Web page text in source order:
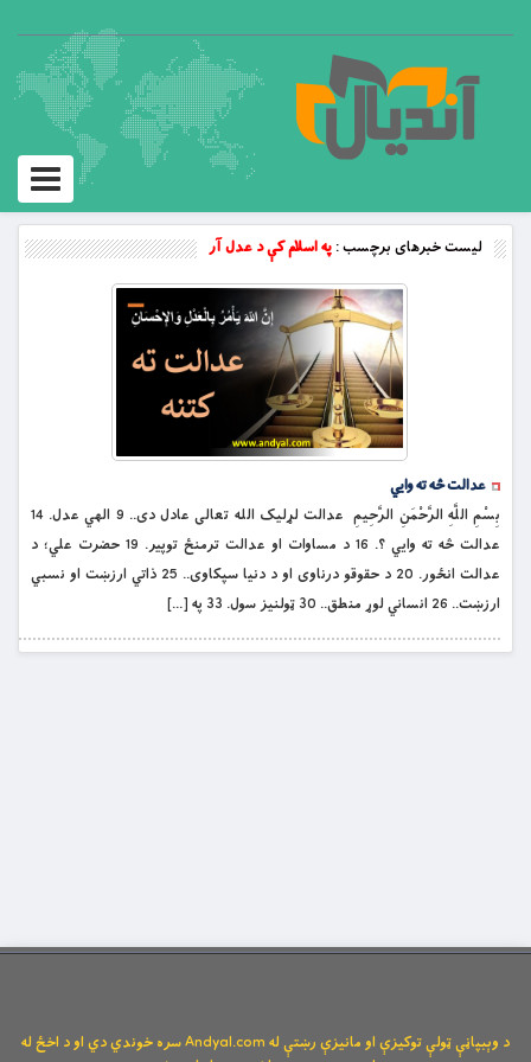
Toggle
لیست خبرهای برچسب :په اسلام کې د عدل آر
عدالت څه ته وايي
بِسْمِ اللَّهِ الرَّحْمَنِ الرَّحِيمِ عدالت لړلیک الله تعالی عادل دی.. 9 الهي عدل. 14
عدالت څه ته وايي ؟. 16 د مساوات او عدالت ترمنځ توپير. 19 حضرت علي؛ د
عدالت انځور. 20 د حقوقو درناوى او د دنيا سپکاوى.. 25 ذاتي ارزښت او نسبي
ارزښت.. 26 انساني لوړ منطق.. 30 ټولنيز سول. 33 په […]
د وېبپاڼې ټولې توکیزې او مانیزې رښتې له Andyal.com سره خوندي دي او د اخځ له